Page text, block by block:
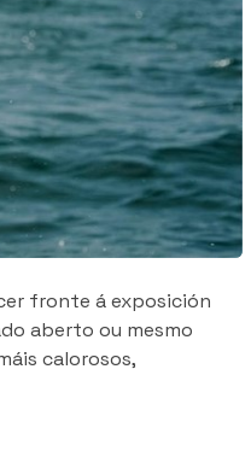
fronte á exposición
aberto ou mesmo
calorosos,